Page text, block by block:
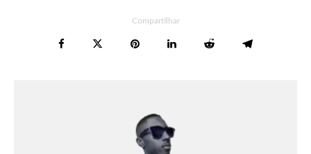
Compartilhar